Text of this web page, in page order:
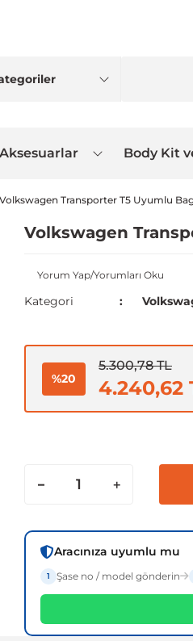
Aksesuarlar Body Kit
Volkswagen Transporter T5 Uyumlu
Volkswagen
Yorum Yap/Yorumları Oku
Kategori
%20
5.300,78 TL
4.240,62
Aracınıza uyumlu mu
1 Şase no / model gönderin